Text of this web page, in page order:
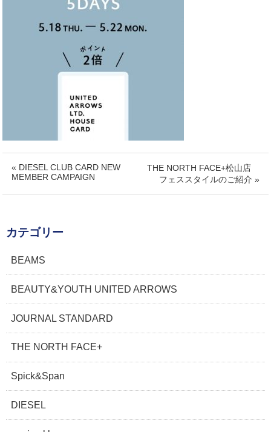
« DIESEL CLUB CARD NEW
MEMBER CAMPAIGN
THE NORTH FACE+松山店
フェススタイルのご紹介 »
カテゴリー
BEAMS
BEAUTY&YOUTH UNITED ARROWS
JOURNAL STANDARD
THE NORTH FACE+
Spick&Span
DIESEL